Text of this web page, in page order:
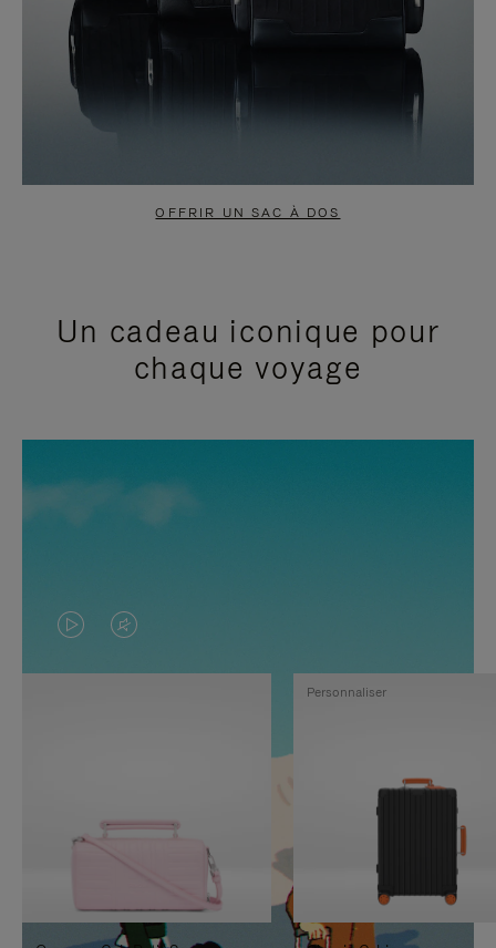
OFFRIR UN SAC À DOS
Un cadeau iconique pour
chaque voyage
LA
VIDÉO
PAUSE,
APPUYEZ
SUR
LE
SON
DÉSACTIVÉ.
VEUILLEZ
Personnaliser